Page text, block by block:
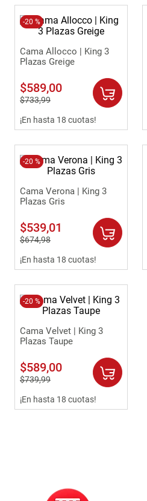
-20 %
Cama Allocco | King 3
Plazas Greige
$589,00
$733,99
¡En hasta 18 cuotas!
-20 %
Cama Verona | King 3
Plazas Gris
$539,01
$674,98
¡En hasta 18 cuotas!
-20 %
Cama Velvet | King 3
Plazas Taupe
$589,00
$739,99
¡En hasta 18 cuotas!